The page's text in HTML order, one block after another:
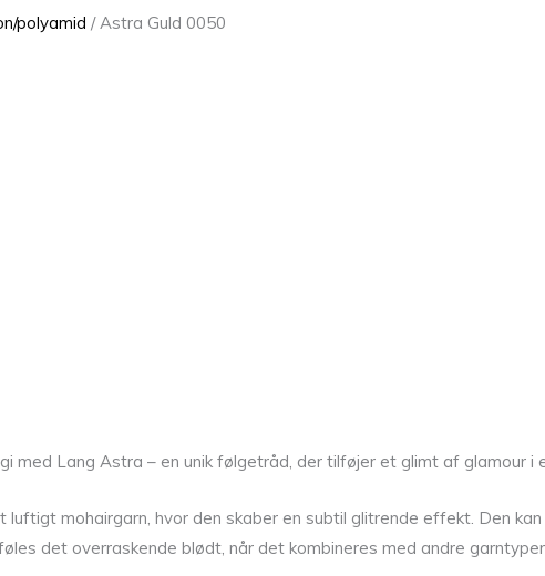
polyamid / Astra Guld 0050
Lang Astra – en unik følgetråd, der tilføjer et glimt af glamour i
mohairgarn, hvor den skaber en subtil glitrende effekt. Den
det overraskende blødt, når det kombineres med andre garntyper.